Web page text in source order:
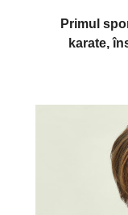
Primul
karate,